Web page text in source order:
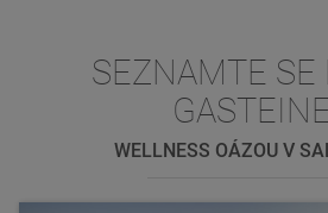
SEZNAMTE SE
WELLNESS OÁZOU V